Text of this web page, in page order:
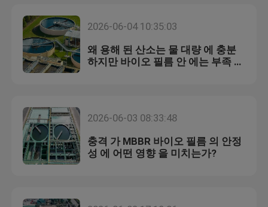
2026-06-04 10:35:03
왜 용해 된 산소는 물 대량 에 충분
하지만 바이오 필름 안 에는 부족 합
2026-06-03 08:33:48
충격 가 MBBR 바이오 필름 의 안정
성 에 어떤 영향 을 미치는가?